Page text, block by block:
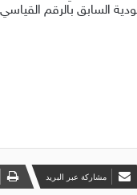
مشاركة عبر البريد